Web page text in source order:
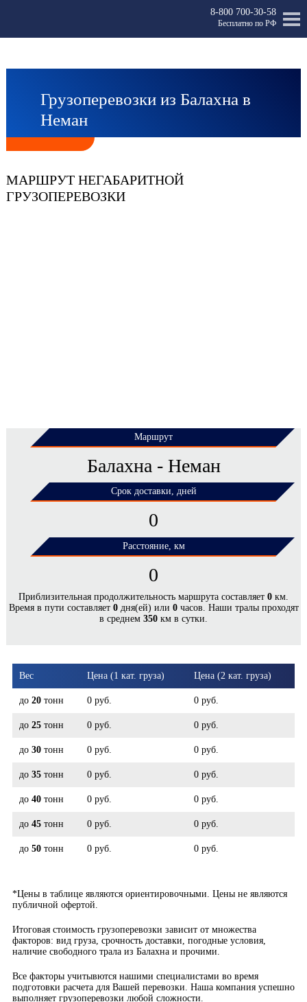
8-800 700-30-58
Бесплатно по РФ
Грузоперевозки из Балахна в
Неман
МАРШРУТ НЕГАБАРИТНОЙ
ГРУЗОПЕРЕВОЗКИ
Маршрут
Балахна - Неман
Срок доставки, дней
0
Расстояние, км
0
Приблизительная продолжительность маршрута составляет 0 км.
Время в пути составляет 0дня(ей) или 0часов. Наши тралы проходят
в среднем 350 км в сутки.
ЦЕНЫ НА ПЕРЕВОЗКУ НЕГАБАРИТНЫХ
ГРУЗОВ ПО МАРШРУТУ БАЛАХНА -
Вес Цена (1 кат. груза) Цена (2 кат. груза)
до 20тонн 0 руб. 0 руб.
до 25тонн 0 руб. 0 руб.
до 30тонн 0 руб. 0 руб.
до 35тонн 0 руб. 0 руб.
до 40тонн 0 руб. 0 руб.
до 45тонн 0 руб. 0 руб.
до 50тонн 0 руб. 0 руб.
*Цены в таблице являются ориентировочными. Цены не являются
публичной офертой.
Итоговая стоимость грузоперевозки зависит от множества
факторов: вид груза, срочность доставки, погодные условия,
наличие свободного трала из Балахна и прочими.
Все факторы учитывются нашими специалистами во время
подготовки расчета для Вашей перевозки. Наша компания успешно
выполняет грузоперевозки любой сложности.